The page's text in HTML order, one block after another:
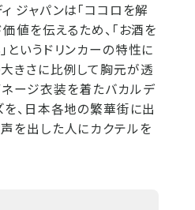
ジャパンは「ココロを解
値を伝えるため、「お酒を
というドリンカーの特性に
きさに比例して胸元が透
ージ衣装を着たバカルデ
を、日本各地の繁華街に出
を出した人にカクテルを